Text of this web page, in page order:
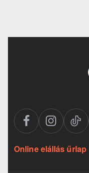
Online elállás űrlap